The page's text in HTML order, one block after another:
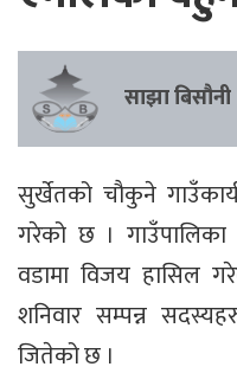
साझा बिसौनी
सुर्खेतको चौकुने
गरेको छ । गाउँपालिका
वडामा विजय हासिल
शनिवार सम्पन्न
जितेको छ ।